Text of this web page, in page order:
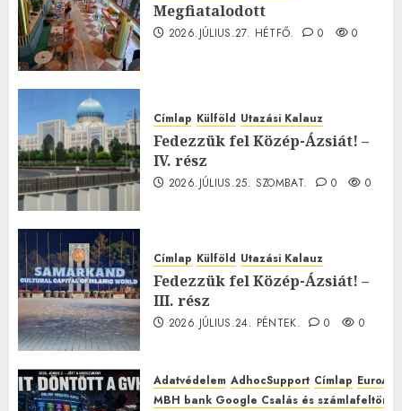
Megfiatalodott
2026.JÚLIUS.27. HÉTFŐ. 0 0
Címlap Külföld Utazási Kalauz
Fedezzük fel Közép-Ázsiát! –
IV. rész
2026.JÚLIUS.25. SZOMBAT. 0 0
Címlap Külföld Utazási Kalauz
Fedezzük fel Közép-Ázsiát! –
III. rész
2026.JÚLIUS.24. PÉNTEK. 0 0
Adatvédelem AdhocSupport Címlap
MBH bank Google Csalás és